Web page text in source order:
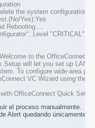
the system configuration
Yes):Yes
Rebooting....
Level "CRITICAL"::
to the OfficeConnect
Setup will let you set up LAN-
To configure wide-area
VC Wizard using the
OfficeConnect Quick
el proceso manualmente.
Alert quedando únicamente